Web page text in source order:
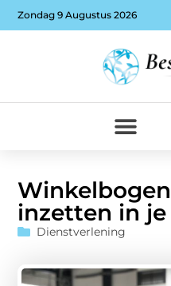
Zondag 9 Augustus 2026
inzetten in
Dienstverlening